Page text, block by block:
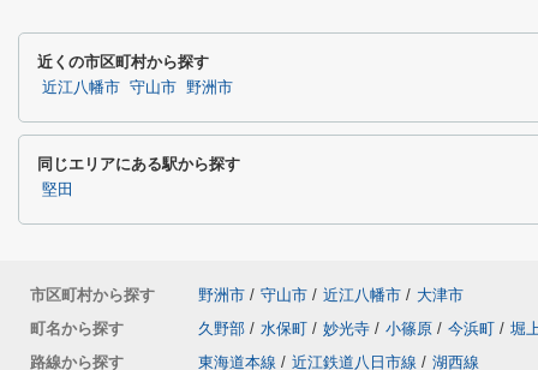
近くの市区町村から探す
近江八幡市 守山市 野洲市
同じエリアにある駅から探す
堅田
市区町村から探す 野洲市 / 守山市 / 近江八幡市 / 大津市
町名から探す
久野部 / 水保町 / 妙光寺 / 小篠原 / 今浜町 / 堀
路線から探す
東海道本線 / 近江鉄道八日市線 / 湖西線